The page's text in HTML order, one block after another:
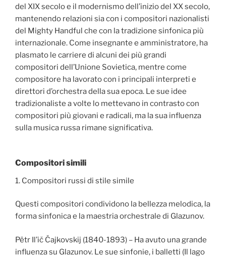
del XIX secolo e il modernismo dell’inizio del XX secolo,
mantenendo relazioni sia con i compositori nazionalisti
del Mighty Handful che con la tradizione sinfonica più
internazionale. Come insegnante e amministratore, ha
plasmato le carriere di alcuni dei più grandi
compositori dell’Unione Sovietica, mentre come
compositore ha lavorato con i principali interpreti e
direttori d’orchestra della sua epoca. Le sue idee
tradizionaliste a volte lo mettevano in contrasto con
compositori più giovani e radicali, ma la sua influenza
sulla musica russa rimane significativa.
Compositori simili
1. Compositori russi di stile simile
Questi compositori condividono la bellezza melodica, la
forma sinfonica e la maestria orchestrale di Glazunov.
Pëtr Il’ič Čajkovskij (1840-1893) – Ha avuto una grande
influenza su Glazunov. Le sue sinfonie, i balletti (Il lago